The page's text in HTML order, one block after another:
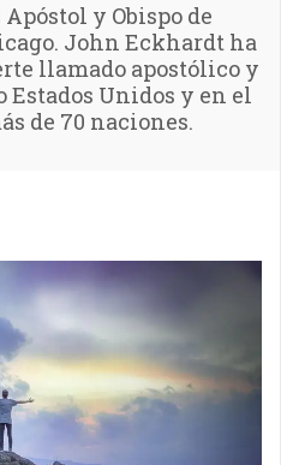
y Obispo de
John Eckhardt ha
llamado apostólico y
Unidos y en el
de 70 naciones.